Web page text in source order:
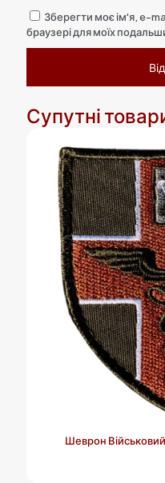
Зберегти моє ім'я, e-
браузері для моїх
Супутні
Шеврон Військовий